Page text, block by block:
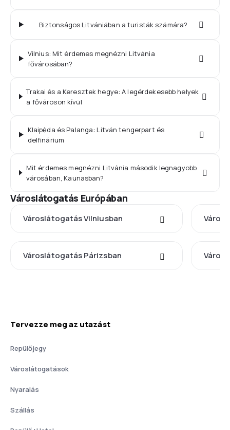
Biztonságos Litvániában a turisták számára?
Vilnius: Mit érdemes megnézni Litvánia
fővárosában?
Trakai és a Keresztek hegye: A legérdekesebb helyek
a fővároson kívül
Klaipėda és Palanga: Litván tengerpart és
delfinárium
Mit érdemes megnézni Litvánia második legnagyobb
városában, Kaunasban?
Városlátogatás Európában
Városlátogatás Vilniusban
Városlátogatás Párizsban
Tervezze meg az utazást
Repülőjegy
Városlátogatások
Nyaralás
Szállás